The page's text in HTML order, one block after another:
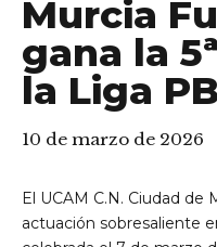
NATACIÓN
UCAM
Murcia
gana la
la Liga